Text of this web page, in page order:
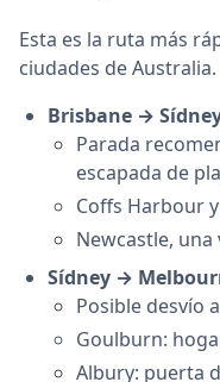
Esta es la ruta más
ciudades de Australia.
Brisbane →
Parada
escapada de
Coffs Harbour
Newcastle,
Sídney →
Posible desvío
Goulburn:
Albury: puerta